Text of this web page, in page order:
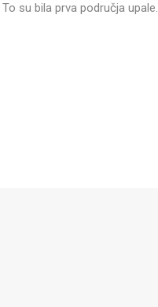
su bila prva područja upale.